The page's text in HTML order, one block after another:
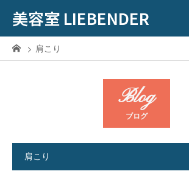
美容室 LIEBENDER
肩こり
Blog
ブログ
肩こり